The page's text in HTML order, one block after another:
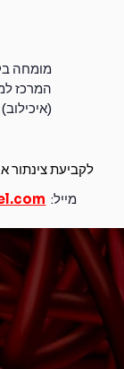
מומחה
המרכז
(איכילוב)
לקביעת צינתור
מייל: